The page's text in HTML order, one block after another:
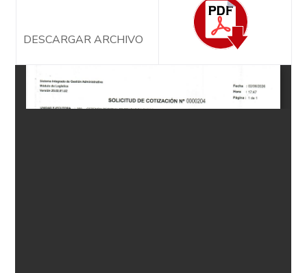
DESCARGAR ARCHIVO